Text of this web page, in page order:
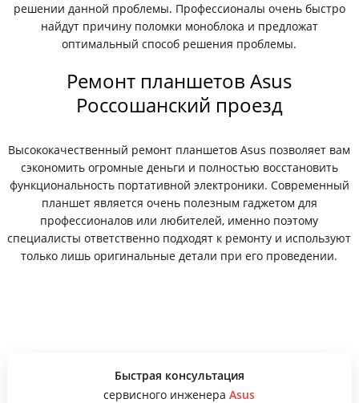
решении данной проблемы. Профессионалы очень быстро
найдут причину поломки моноблока и предложат
оптимальный способ решения проблемы.
Ремонт планшетов Asus
Россошанский проезд
Высококачественный ремонт планшетов Asus позволяет вам
сэкономить огромные деньги и полностью восстановить
функциональность портативной электроники. Современный
планшет является очень полезным гаджетом для
профессионалов или любителей, именно поэтому
специалисты ответственно подходят к ремонту и используют
только лишь оригинальные детали при его проведении.
Быстрая консультация
сервисного инженераAsus